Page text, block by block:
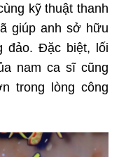
kỹ thuật thanh
giúp anh sở hữu
đảo. Đặc biệt, lối
nam ca sĩ cũng
trong lòng công